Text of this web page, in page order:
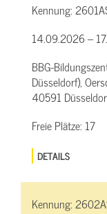
Kennung:
14.09.2026 –
BBG-
Düsseldorf),
40591
Freie Plätze: 17
DETAILS
Kennung: